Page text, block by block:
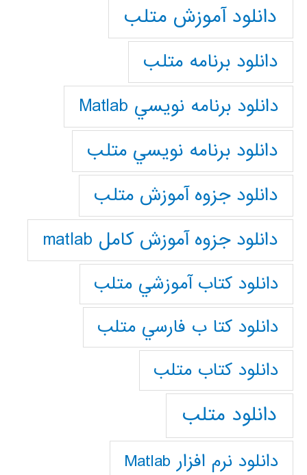
دانلود آموزش متلب
دانلود برنامه متلب
دانلود برنامه نويسي Matlab
دانلود برنامه نويسي متلب
دانلود جزوه آموزش متلب
دانلود جزوه آموزش کامل matlab
دانلود كتاب آموزشي متلب
دانلود كتا ب فارسي متلب
دانلود كتاب متلب
دانلود متلب
دانلود نرم افزار Matlab